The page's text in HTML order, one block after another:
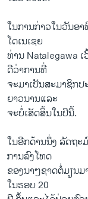
ໃນ​ການ​ກ່າວໃນວັນອ
ໂດ​ເນ​ເຊຍ
ທ່ານ Natalegawa
ດີວ່າການທີ່​
ຈະ​ມາເປັນສະມາຊິກ
ຍາວ​ນານແລະ
ຈະບໍ່ເສັດສິ້ນໃນປີນີ້.
ໃນອີກດ້ານນຶ່ງ ລັດຖະ
ການລົງໂທດ
ຂອງນາໆຊາດຕໍ່ມຽນ
ໃນຮອບ 20